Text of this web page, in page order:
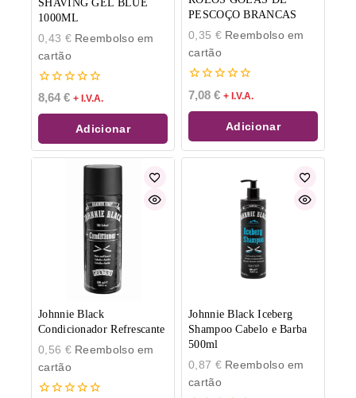
SHAVING GEL BLUE
1000ML
0,43 €Reembolso em
cartão
0
de
5
8,64€ + I.V.A.
Adicionar
PESCOÇO BRANCAS
0,35 €Reembolso em
cartão
0
de
5
7,08 € + I.V.A.
Adicionar
Johnnie Black
Condicionador Refrescante
0,56 €Reembolso em
cartão
Johnnie Black Iceberg
Shampoo Cabelo e Barba
500ml
0,87 €Reembolso em
cartão